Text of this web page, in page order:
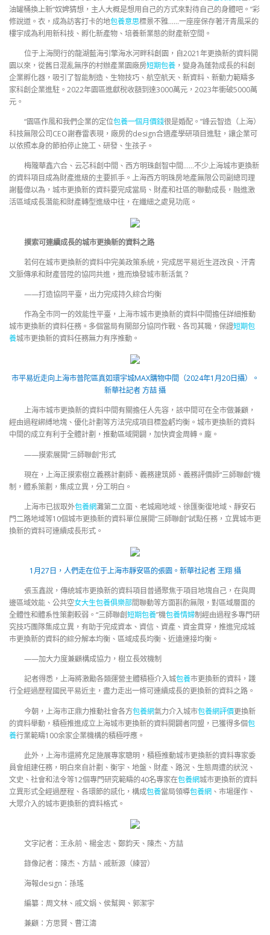
油罐桶換上新“奴婢猜想，主人大概是想用自己的方式來對待自己的身體吧。”彩
修說道。衣，成為訪客打卡的地包養意思標景不雅……一座座保存著汗青風采的
樓宇成為利用新科技、孵化新產物、培養新業態的財產新空間。
位于上海閔行的龍湖藍海引擎海水河畔科創園，自2021年更換新的資料開
園以來，從舊日混亂無序的村辦產業園廠房短期包養 ，變身為蓬勃成長的科創
企業孵化器，吸引了智能制造、生物技巧、航空航天、新資料、新動力範疇多
家科創企業進駐。2022年園區進獻稅收額到達3000萬元，2023年衝破5000萬
元。
“園區作風和我們企業的定位包養一個月價錢很是婚配。”峰云智造（上海）
科技無限公司CEO謝春雷表現，廠房的design合適產學研項目進駐，讓企業可
以依照本身的節拍停止施工、研發、生孩子。
梅隴華鑫六合、云芯科創中間、西方明珠創智中間……不少上海城市更換新
的資料項目成為財產進級的主要抓手。上海西方明珠房地產無限公司副總司理
謝藝偉以為，城市更換新的資料要完成當局、財產和社區的聯動成長，融進激
活區域成長潛能和財產轉型進級中往，在纖細之處見功底。
摸索可連續成長的城市更換新的資料之路
若何在城市更換新的資料中完美政策系統，完成居平易近生涯改良、汗青
文脈傳承和財產晉陞的協同共進，進而煥發城市新活氣？
——打造協同平臺，出力完成持久綜合均衡
作為全市同一的效能性平臺，上海市城市更換新的資料中間擔任詳細推動
城市更換新的資料任務。多個當局有關部分協同作戰、各司其職，保證短期包
養城市更換新的資料任務無力有序推動。
市平易近走向上海市普陀區真如環宇城MAX購物中間（2024年1月20日攝）。
新華社記者 方喆 攝
上海市城市更換新的資料中間有關擔任人先容，該中間可在全市做兼顧，
經由過程綁縛地塊、優化計劃等方法完成項目標盈虧均衡。城市更換新的資料
中間的成立有利于全體計劃，推動區域開闢，加快資金周轉。龐。
——摸索展開“三師聯創”形式
現在，上海正摸索樹立義務計劃師、義務建筑師、義務評價師“三師聯創”機
制，體系策劃，集成立異，分工明白。
上海市已拔取外包養網灘第二立面、老城廂地域、徐匯衡復地域、靜安石
門二路地域等10個城市更換新的資料單位展開“三師聯創”試點任務，立異城市更
換新的資料可連續成長形式。
1月27日，人們走在位于上海市靜安區的張園。 新華社記者 王翔 攝
張玉鑫說，傳統城市更換新的資料項目普通聚焦于項目地塊自己，在與周
邊區域效能、公共空女大生包養俱樂部間聯動等方面斟酌無限，對區域層面的
全體性和體系性策劃較弱。“三師聯創短期包養”機包養情婦制經由過程多專門研
究技巧團隊集成立異，有助于完成資本、資信、資產、資金貫穿，推進完成城
市更換新的資料的綜分解本均衡、區域成長均衡、近遠連接均衡。
——加大力度兼顧構成協力，樹立長效機制
記者得悉，上海將激勵各類運營主體積極介入城包養市更換新的資料，踐
行全經過歷程國民平易近主，盡力走出一條可連續成長的更換新的資料之路。
今朝，上海市正鼎力推動社會各方包養網氣力介入城市包養網評價更換新
的資料舉動，積極推進成立上海城市更換新的資料開闢者同盟，已獲得多個包
養行業範疇100余家企業機構的積極呼應。
此外，上海市還將充足施展專家聰明，積極推動城市更換新的資料專家委
員會組建任務，明白來自計劃、衡宇、地盤、財產、路況、生態周遭的狀況、
文史、社會和法令等12個專門研究範疇的40名專家在包養網城市更換新的資料
立異形式全經過歷程、各環節的感化，構成包養當局領導包養網 、市場運作、
大眾介入的城市更換新的資料格式。
文字記者：王永前、楊金志、鄭鈞天、陳杰、方喆
錄像記者：陳杰、方喆、戚新源（練習）
海報design：孫瑤
編纂：周文林、戚文娟、侯幫興、郭潔宇
兼顧：方思賢、曹江濤